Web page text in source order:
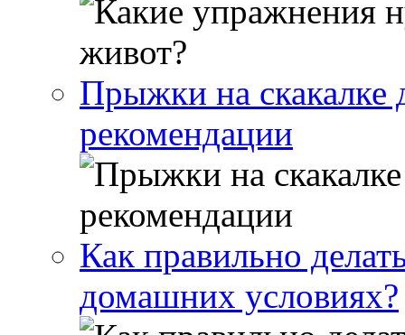
Прыжки на скакалке
рекомендации
Как правильно
домашних условиях?